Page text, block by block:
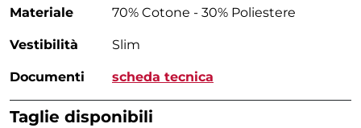
Materiale 70% Cotone - 30% Poliestere
Vestibilità Slim
Documenti scheda tecnica
Taglie disponibili